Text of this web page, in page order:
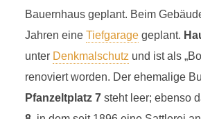
Bauernhaus geplant. Beim
Jahren eine Tiefgaragegeplant.
unter Denkmalschutz und ist als
renoviert worden. Der ehemalige
Pfanzeltplatz 7steht leer; ebenso